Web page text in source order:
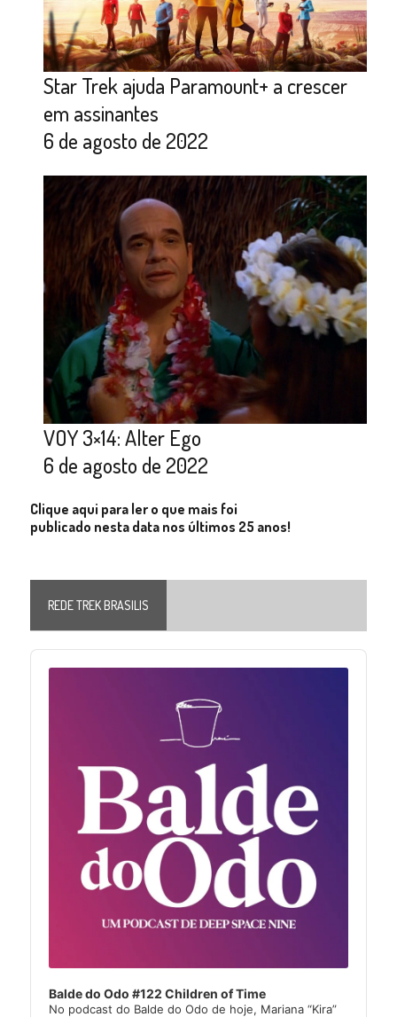
Star Trek ajuda Paramount+ a crescer
em assinantes
6 de agosto de 2022
VOY 3×14: Alter Ego
6 de agosto de 2022
Clique aqui para ler o que mais foi
publicado nesta data nos últimos 25 anos!
REDE TREK BRASILIS
Audio
Player
Balde do Odo #122 Children of Time
No podcast do Balde do Odo de hoje, Mariana “Kira”